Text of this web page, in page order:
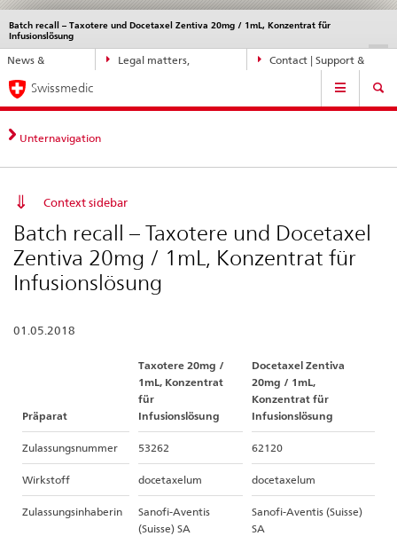
Direct
navigation:
news,
legal
matters,
contact
News &
Legal matters,
Contact | Support &
Batch recall – Taxotere und Docetaxel Zentiva 20mg / 1mL, Konzentrat für
Infusionslösung
Languages
DE IT
Service
navigation
Main
Navigation
Swissmedic
Unternavigation
Context sidebar
Batch recall – Taxotere und Docetaxel
Zentiva 20mg / 1mL, Konzentrat für
Infusionslösung
01.05.2018
Präparat
Taxotere 20mg /
1mL, Konzentrat
für
Infusionslösung
Docetaxel Zentiva
20mg / 1mL,
Konzentrat für
Infusionslösung
Zulassungsnummer 53262 62120
Wirkstoff docetaxelum docetaxelum
Zulassungsinhaberin
Sanofi-Aventis
(Suisse) SA
Sanofi-Aventis (Suisse)
SA